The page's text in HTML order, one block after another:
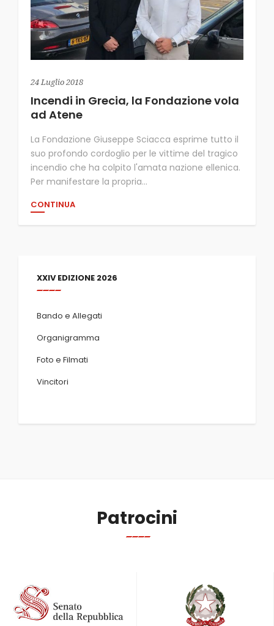
24 Luglio 2018
Incendi in Grecia, la Fondazione vola
ad Atene
La Fondazione Giuseppe Sciacca esprime tutto il
suo profondo cordoglio per le vittime del tragico
incendio che ha colpito l'amata nazione ellenica.
Per manifestare la propria...
CONTINUA
XXIV EDIZIONE 2026
Bando e Allegati
Organigramma
Foto e Filmati
Vincitori
Patrocini